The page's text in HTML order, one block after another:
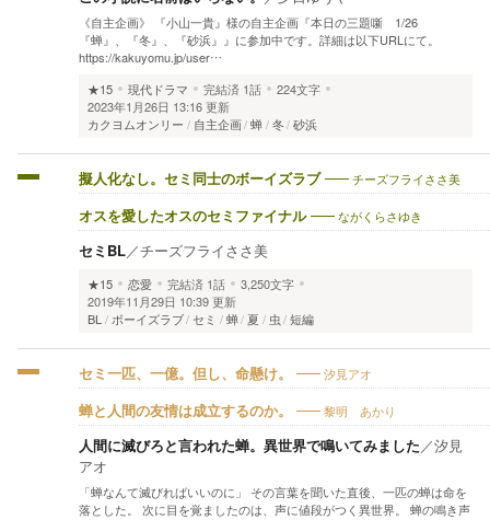
《自主企画》 『小山一貴』様の自主企画『本日の三題噺 1/26
『蝉』、『冬』、『砂浜』』に参加中です。詳細は以下URLにて。
https://kakuyomu.jp/user…
★15
現代ドラマ 完結済 1話
224文字
2023年1月26日 13:16 更新
カクヨムオンリー
自主企画 蝉 冬 砂浜
擬人化なし。セミ同士のボーイズラブ チーズフライささ美
オスを愛したオスのセミファイナル ながくらさゆき
セミBL／チーズフライささ美
★15 恋愛 完結済 1話
3,250文字
2019年11月29日 10:39 更新
BL ボーイズラブ セミ 蝉 夏 虫 短編
セミ一匹、一億。但し、命懸け。 汐見アオ
蝉と人間の友情は成立するのか。 黎明 あかり
人間に滅びろと言われた蝉。異世界で鳴いてみました／汐見
アオ
「蝉なんて滅びればいいのに」 その言葉を聞いた直後、一匹の蝉は命を
落とした。 次に目を覚ましたのは、声に値段がつく異世界。 蝉の鳴き声